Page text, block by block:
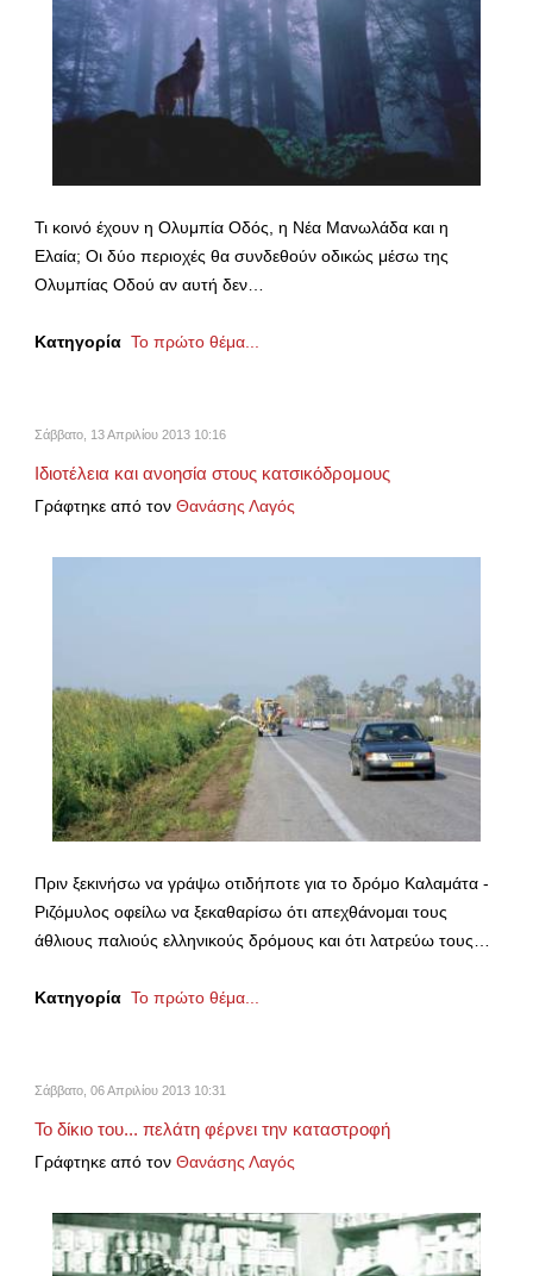
Τι κοινό έχουν η Ολυμπία Οδός, η Νέα Μανωλάδα και η
Ελαία; Οι δύο περιοχές θα συνδεθούν οδικώς μέσω της
Ολυμπίας Οδού αν αυτή δεν…
Κατηγορία Το πρώτο θέμα...
Σάββατο, 13 Απριλίου 2013 10:16
Ιδιοτέλεια και ανοησία στους κατσικόδρομους
Γράφτηκε από τον Θανάσης Λαγός
Πριν ξεκινήσω να γράψω οτιδήποτε για το δρόμο Καλαμάτα -
Ριζόμυλος οφείλω να ξεκαθαρίσω ότι απεχθάνομαι τους
άθλιους παλιούς ελληνικούς δρόμους και ότι λατρεύω τους…
Κατηγορία Το πρώτο θέμα...
Σάββατο, 06 Απριλίου 2013 10:31
Το δίκιο του... πελάτη φέρνει την καταστροφή
Γράφτηκε από τον Θανάσης Λαγός